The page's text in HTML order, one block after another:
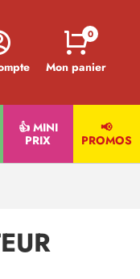
Mon panier
0
👍 MINI
PRIX
📢
PROMOS